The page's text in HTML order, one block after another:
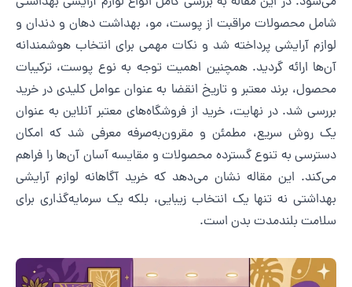
محصولات مراقبت از پوست، مو، بهداشت دهان و دندان و
آرایشی پرداخته شد و نکات مهمی برای انتخاب هوشمندانه
ارائه گردید. همچنین اهمیت توجه به نوع پوست، ترکیبات
برند معتبر و تاریخ انقضا به عنوان عوامل کلیدی در خرید
شد. در نهایت، خرید از فروشگاه‌های معتبر آنلاین به عنوان
روش سریع، مطمئن و مقرون‌به‌صرفه معرفی شد که امکان
به تنوع گسترده محصولات و مقایسه آسان آن‌ها را فراهم
این مقاله نشان می‌دهد که خرید آگاهانه لوازم آرایشی
نه تنها یک انتخاب زیبایی، بلکه یک سرمایه‌گذاری برای
بلندمدت بدن است.